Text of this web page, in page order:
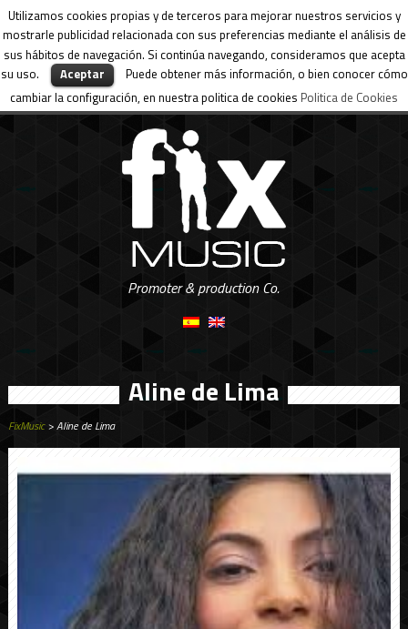
Utilizamos cookies propias y de terceros para mejorar nuestros servicios y
mostrarle publicidad relacionada con sus preferencias mediante el análisis de
sus hábitos de navegación. Si continúa navegando, consideramos que acepta
su uso.
Aceptar
Puede obtener más información, o bien conocer cómo
cambiar la configuración, en nuestra politica de cookies Politica de Cookies
Promoter & production Co.
Aline de Lima
FixMusic> Aline de Lima